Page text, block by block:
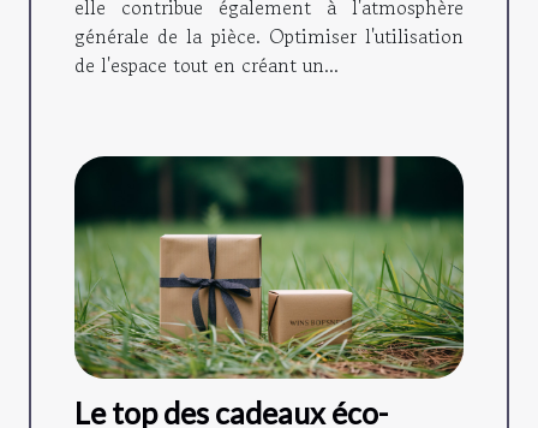
elle contribue également à l'atmosphère
générale de la pièce. Optimiser l'utilisation
de l'espace tout en créant un...
Le top des cadeaux éco-